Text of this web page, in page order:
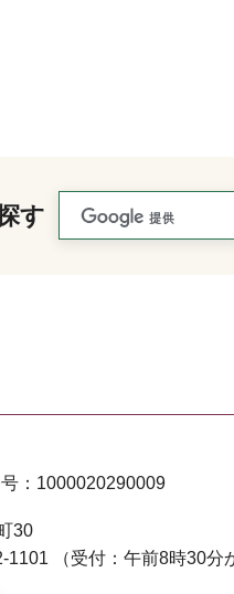
す
： 1000020290009
30
1101 （受付：午前8時30分